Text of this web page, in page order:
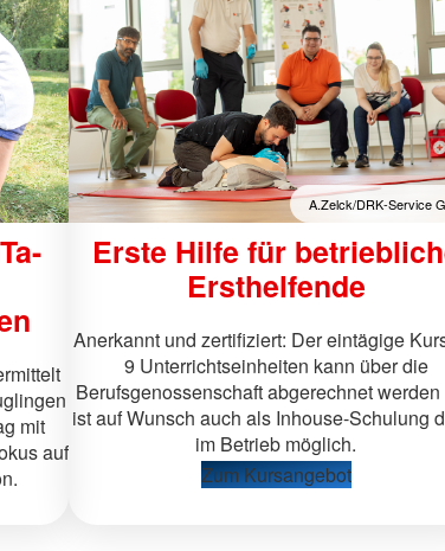
mit
auf
A.Zelck/DRK-Service
Erste Hilfe für
Ersthelfende
Anerkannt und zertifiziert: Der eintägige
9 Unterrichtseinheiten kann über die
Berufsgenossenschaft abgerechnet werden
ist auf Wunsch auch als Inhouse-Schulung
im Betrieb möglich.
Zum Kursangebot